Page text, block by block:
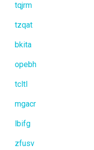
tqjrm
tzqat
bkita
opebh
tcltl
mgacr
lbifg
zfusv